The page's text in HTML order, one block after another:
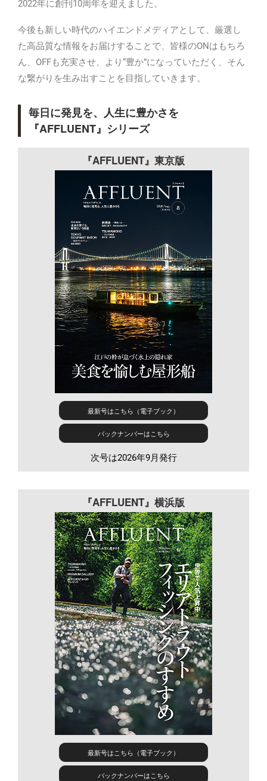
2022年に創刊10周年を迎えました。
今後も新しい時代のハイエンドメディアとして、厳選し
た高品質な情報をお届けすることで、皆様のONはもちろ
ん、OFFも充実させ、より“豊か”になっていただく、そん
な繋がりを生み出すことを目指していきます。
毎⽇に発⾒を、⼈⽣に豊かさを
『AFFLUENT』シリーズ
『AFFLUENT』東京版
最新号はこちら（電子ブック）
バックナンバーはこちら
次号は2026年9月発行
『AFFLUENT』横浜版
最新号はこちら（電子ブック）
バックナンバーはこちら